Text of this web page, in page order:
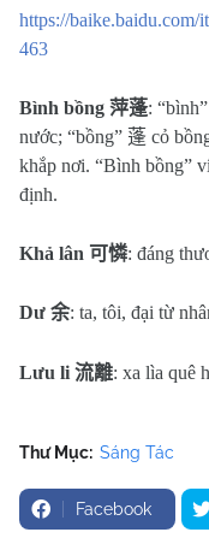
https://
463
Bình bồng 萍蓬: “bình”
nước; “bồng” 蓬 cỏ
khắp nơi. “Bình bồng”
định.
Khả lân 可憐: đáng
Dư 余: ta, tôi, đại từ
Lưu li 流離: xa lìa quê
Thư Mục: Sáng Tác
Facebook